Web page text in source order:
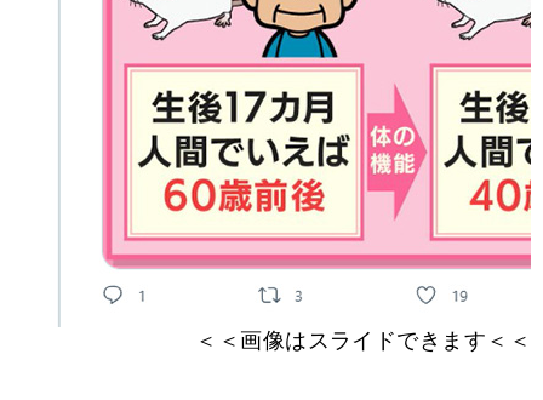
＜＜画像はスライドできます＜＜